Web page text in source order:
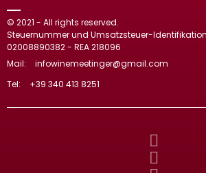
© 2021 - All rights reserved.
Steuernummer und Umsatzsteuer-
02008890382 - REA 218096
Mail:
infowinemeetinger@gmail.com
Tel:
+39 340 413 8251